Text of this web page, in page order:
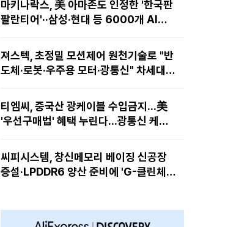
마키나락스, 美 아마존도 인정한 '한국판
팔란티어'··삼성·현대 등 6000개 AI모
져스텍, 초정밀 모션제어 원천기술로 "반
도체·로봇·우주용 모터·광통신" 차세대
티엠씨, 중국산 광케이블 수입금지...美
'우선구매법' 혜택 누린다...광통신 케이
씨피시스템, 창신메모리 베이징 신공장
증설·LPDDR6 양산 준비에 'G-클린체